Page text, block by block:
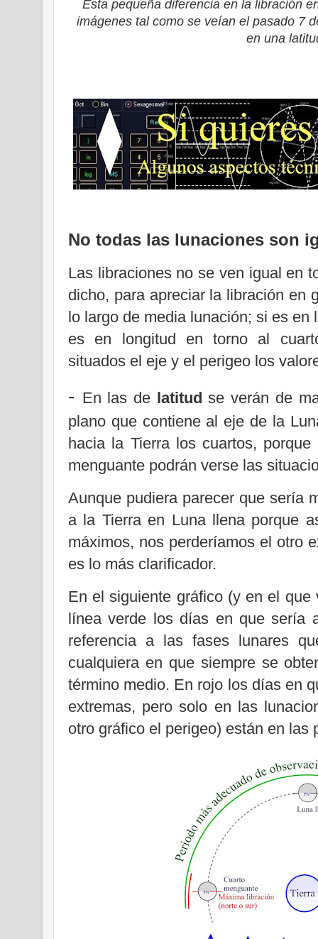
Esta pequeña diferencia en la libración
imágenes tal como se veían el pasado 7
en una
No todas las lunaciones son
Las libraciones no se ven igual en
dicho, para apreciar la libración en
lo largo de media lunación; si es
es en longitud en torno al
situados el eje y el perigeo los
- En las de latitud se verán de
plano que contiene al eje de la
hacia la Tierra los cuartos,
menguante podrán verse las
Aunque pudiera parecer que sería
a la Tierra en Luna llena porque
máximos, nos perderíamos el otro
es lo más clarificador.
En el siguiente gráfico (y en el
línea verde los días en que sería
referencia a las fases lunares
cualquiera en que siempre se
término medio. En rojo los días en
extremas, pero solo en las
otro gráfico el perigeo) están en